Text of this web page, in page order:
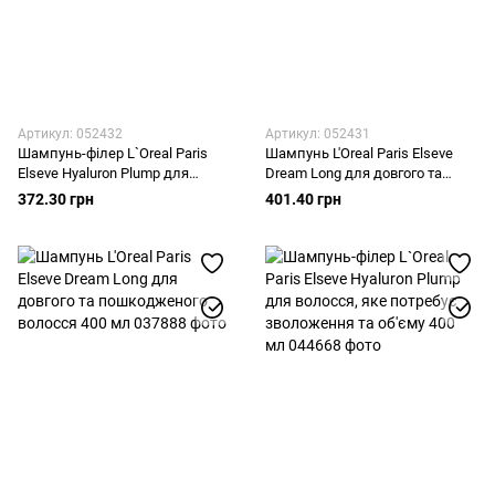
Артикул: 052432
Шампунь-філер L`Oreal Paris
Elseve Hyaluron Plump для
волосся, яке потребує
зволоження та об'єму 1000 мл
372.30 грн
Артикул: 052431
Шампунь L'Oreal Paris Elseve
Dream Long для довгого та
пошкодженого волосся 1000
401.40 грн